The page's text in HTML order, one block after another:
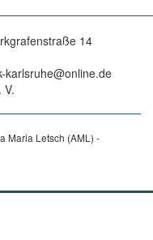
14
karlsruhe@online.de
V.
Maria Letsch (AML) -